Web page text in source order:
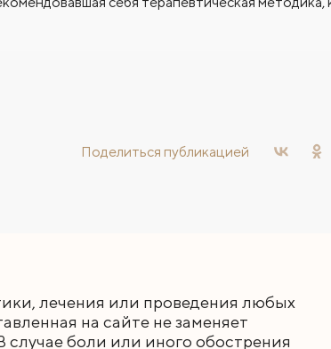
Поделиться публикацией
лечения или проведения любых
на сайте не заменяет
боли или иного обострения